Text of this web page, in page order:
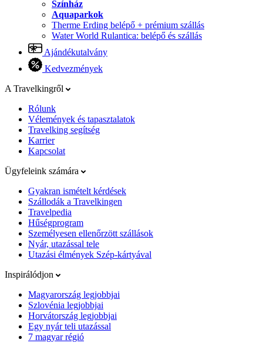
Színház
Aquaparkok
Therme Erding belépő + prémium szállás
Water World Rulantica: belépő és szállás
Ajándékutalvány
Kedvezmények
A Travelkingről
Rólunk
Vélemények és tapasztalatok
Travelking segítség
Karrier
Kapcsolat
Ügyfeleink számára
Gyakran ismételt kérdések
Szállodák a Travelkingen
Travelpedia
Hűségprogram
Személyesen ellenőrzött szállások
Nyár, utazással tele
Utazási élmények Szép-kártyával
Inspirálódjon
Magyarország legjobbjai
Szlovénia legjobbjai
Horvátország legjobbjai
Egy nyár teli utazással
7 magyar régió